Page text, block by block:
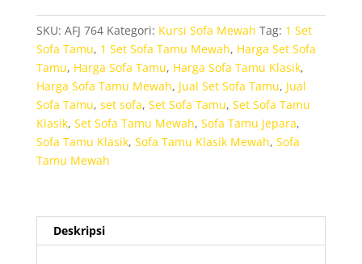
SKU: AFJ 764 Kategori: Kursi Sofa Mewah Tag: 1 Set
Sofa Tamu, 1 Set Sofa Tamu Mewah, Harga Set Sofa
Tamu, Harga Sofa Tamu, Harga Sofa Tamu Klasik,
Harga Sofa Tamu Mewah, Jual Set Sofa Tamu, Jual
Sofa Tamu, set sofa, Set Sofa Tamu, Set Sofa Tamu
Klasik, Set Sofa Tamu Mewah, Sofa Tamu Jepara,
Sofa Tamu Klasik, Sofa Tamu Klasik Mewah, Sofa
Tamu Mewah
Deskripsi